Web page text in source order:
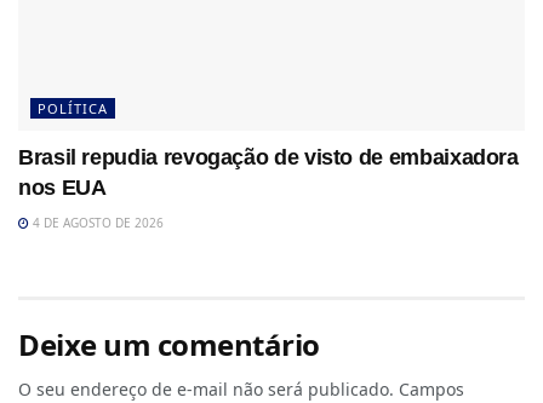
POLÍTICA
Brasil repudia revogação de visto de embaixadora
nos EUA
4 DE AGOSTO DE 2026
Deixe um comentário
O seu endereço de e-mail não será publicado. Campos